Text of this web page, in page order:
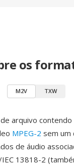
os
M2V TXW
arquivo
MPEG-2 sem um
de áudio
13818-2